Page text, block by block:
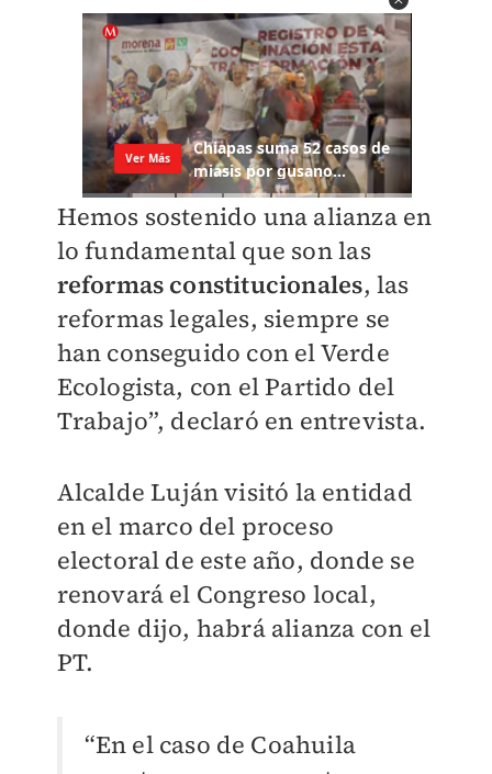
Hemos sostenido una alianza en
lo fundamental que son las
reformas constitucionales, las
reformas legales, siempre se
han conseguido con el Verde
Ecologista, con el Partido del
Trabajo”, declaró en entrevista.
Alcalde Luján visitó la entidad
en el marco del proceso
electoral de este año, donde se
renovará el Congreso local,
donde dijo, habrá alianza con el
PT.
“En el caso de Coahuila